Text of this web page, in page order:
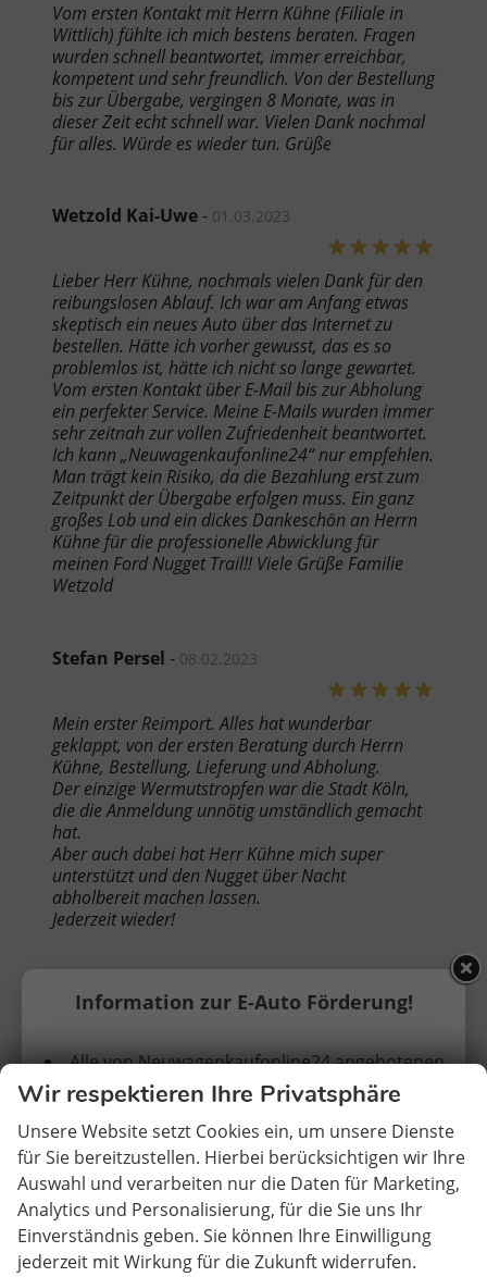
Vom ersten Kontakt mit Herrn Kühne (Filiale in
Wittlich) fühlte ich mich bestens beraten. Fragen
wurden schnell beantwortet, immer erreichbar,
kompetent und sehr freundlich. Von der Bestellung
bis zur Übergabe, vergingen 8 Monate, was in
dieser Zeit echt schnell war. Vielen Dank nochmal
für alles. Würde es wieder tun. Grüße
Wetzold Kai-Uwe - 01.03.2023
Lieber Herr Kühne, nochmals vielen Dank für den
reibungslosen Ablauf. Ich war am Anfang etwas
skeptisch ein neues Auto über das Internet zu
bestellen. Hätte ich vorher gewusst, das es so
problemlos ist, hätte ich nicht so lange gewartet.
Vom ersten Kontakt über E-Mail bis zur Abholung
ein perfekter Service. Meine E-Mails wurden immer
sehr zeitnah zur vollen Zufriedenheit beantwortet.
Ich kann „Neuwagenkaufonline24“ nur empfehlen.
Man trägt kein Risiko, da die Bezahlung erst zum
Zeitpunkt der Übergabe erfolgen muss. Ein ganz
großes Lob und ein dickes Dankeschön an Herrn
Kühne für die professionelle Abwicklung für
meinen Ford Nugget Trail!! Viele Grüße Familie
Wetzold
Stefan Persel - 08.02.2023
Mein erster Reimport. Alles hat wunderbar
geklappt, von der ersten Beratung durch Herrn
Kühne, Bestellung, Lieferung und Abholung.
Der einzige Wermutstropfen war die Stadt Köln,
die die Anmeldung unnötig umständlich gemacht
hat.
Aber auch dabei hat Herr Kühne mich super
unterstützt und den Nugget über Nacht
abholbereit machen lassen.
Jederzeit wieder!
Erich Adolf - 08.02.2023
Ich bin im vollen Umfang zufrieden und wurde
Nugget, Profis eben . Es war zwar Geduld gefragt
wegen der langen Lieferzeit, das war aber von
vorneweg klar und war mir auch bewusst gesagt
worden ein großes Danke.
Heike F.-24.01.2023
Wir respektieren Ihre Privatsphäre
Unsere Website setzt Cookies ein, um unsere Dienste
für Sie bereitzustellen. Hierbei berücksichtigen wir Ihre
Auswahl und verarbeiten nur die Daten für Marketing,
Analytics und Personalisierung, für die Sie uns Ihr
Einverständnis geben. Sie können Ihre Einwilligung
jederzeit mit Wirkung für die Zukunft widerrufen.
Information zur E-Auto Förderung!
Alle von Neuwagenkaufonline24 angebotenen
Elektrofahrzeuge erhalten KEINE vorherige
Zulassung.
Die Erstzulassung findet somit in Deutschland
statt.
Nach den bisher vorliegenden Informationen